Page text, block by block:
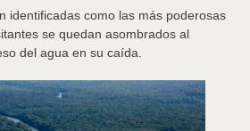
identificadas como las más poderosas
se quedan asombrados al
del agua en su caída.